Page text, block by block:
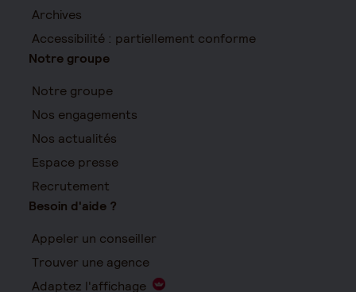
Archives
Accessibilité : partiellement conforme
Notre groupe
Notre groupe
Nos engagements
Nos actualités
Espace presse
Recrutement
Besoin d'aide ?
Appeler un conseiller
Trouver une agence
Adaptez l'affichage